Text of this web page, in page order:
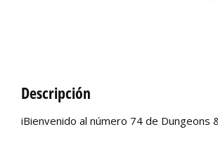
Descripción
iBienvenido al número 74 de Dungeons